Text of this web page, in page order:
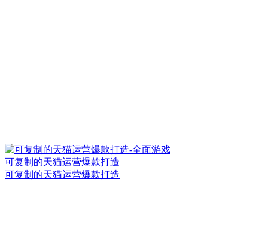
可复制的天猫运营爆款打造
可复制的天猫运营爆款打造